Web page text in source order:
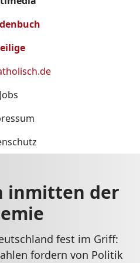
Jobs
inmitten der
fest im Griff:
fordern von Politik